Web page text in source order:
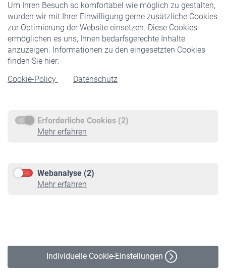
Um Ihren Besuch so komfortabel wie möglich zu gestalten,
würden wir mit Ihrer Einwilligung gerne zusätzliche Cookies
zur Optimierung der Website einsetzen. Diese Cookies
ermöglichen es uns, Ihnen bedarfsgerechte Inhalte
anzuzeigen. Informationen zu den eingesetzten Cookies
finden Sie hier:
Cookie-Policy
Datenschutz
Erforderliche Cookies (2)
Mehr erfahren
Webanalyse (2)
Mehr erfahren
Individuelle Cookie-Einstellungen
Staatliche Förderung
Veranstaltungen
Rentner
Rentenbeginn
Rente beantragen
Service
Informationen
Online-Rechner
VBLnewsletter
Erklärung zur Barrierefreiheit